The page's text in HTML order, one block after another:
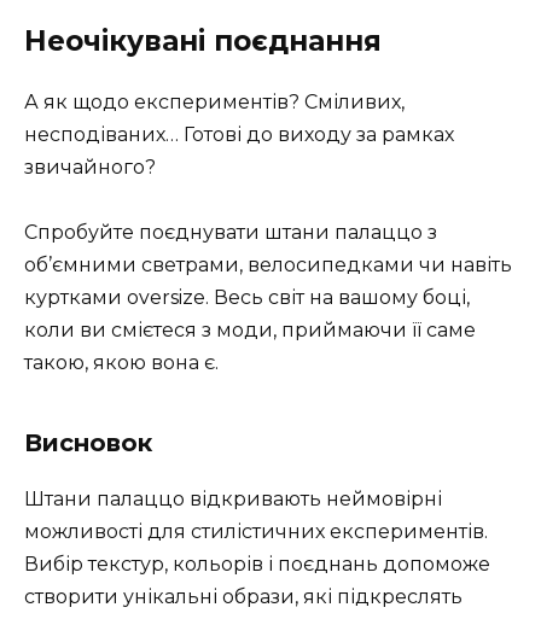
Неочікувані поєднання
А як щодо експериментів? Сміливих,
несподіваних… Готові до виходу за рамках
звичайного?
Спробуйте поєднувати штани палаццо з
об’ємними светрами, велосипедками чи навіть
куртками oversize. Весь світ на вашому боці,
коли ви смієтеся з моди, приймаючи її саме
такою, якою вона є.
Висновок
Штани палаццо відкривають неймовірні
можливості для стилістичних експериментів.
Вибір текстур, кольорів і поєднань допоможе
створити унікальні образи, які підкреслять